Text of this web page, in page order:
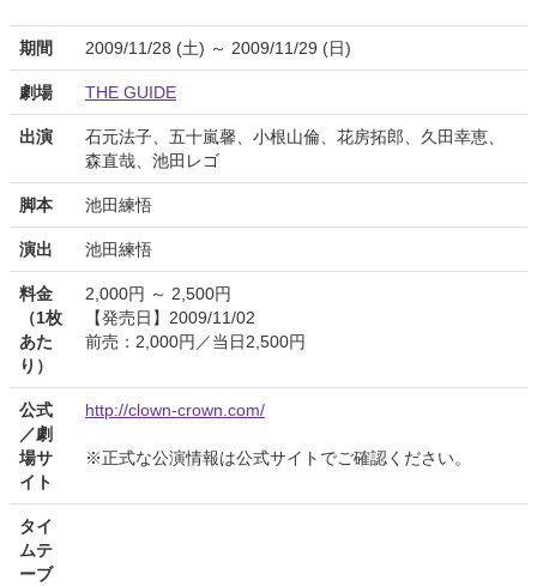
期間 2009/11/28 (土) ～ 2009/11/29 (日)
劇場 THE GUIDE
出演
石元法子、五十嵐馨、小根山倫、花房拓郎、久田幸恵、
森直哉、池田レゴ
脚本 池田練悟
演出 池田練悟
料金
（1枚
あた
り）
2,000円 ～ 2,500円
【発売日】2009/11/02
前売：2,000円／当日2,500円
公式
／劇
場サ
イト
http://clown-crown.com/
※正式な公演情報は公式サイトでご確認ください。
タイ
ムテ
ーブ